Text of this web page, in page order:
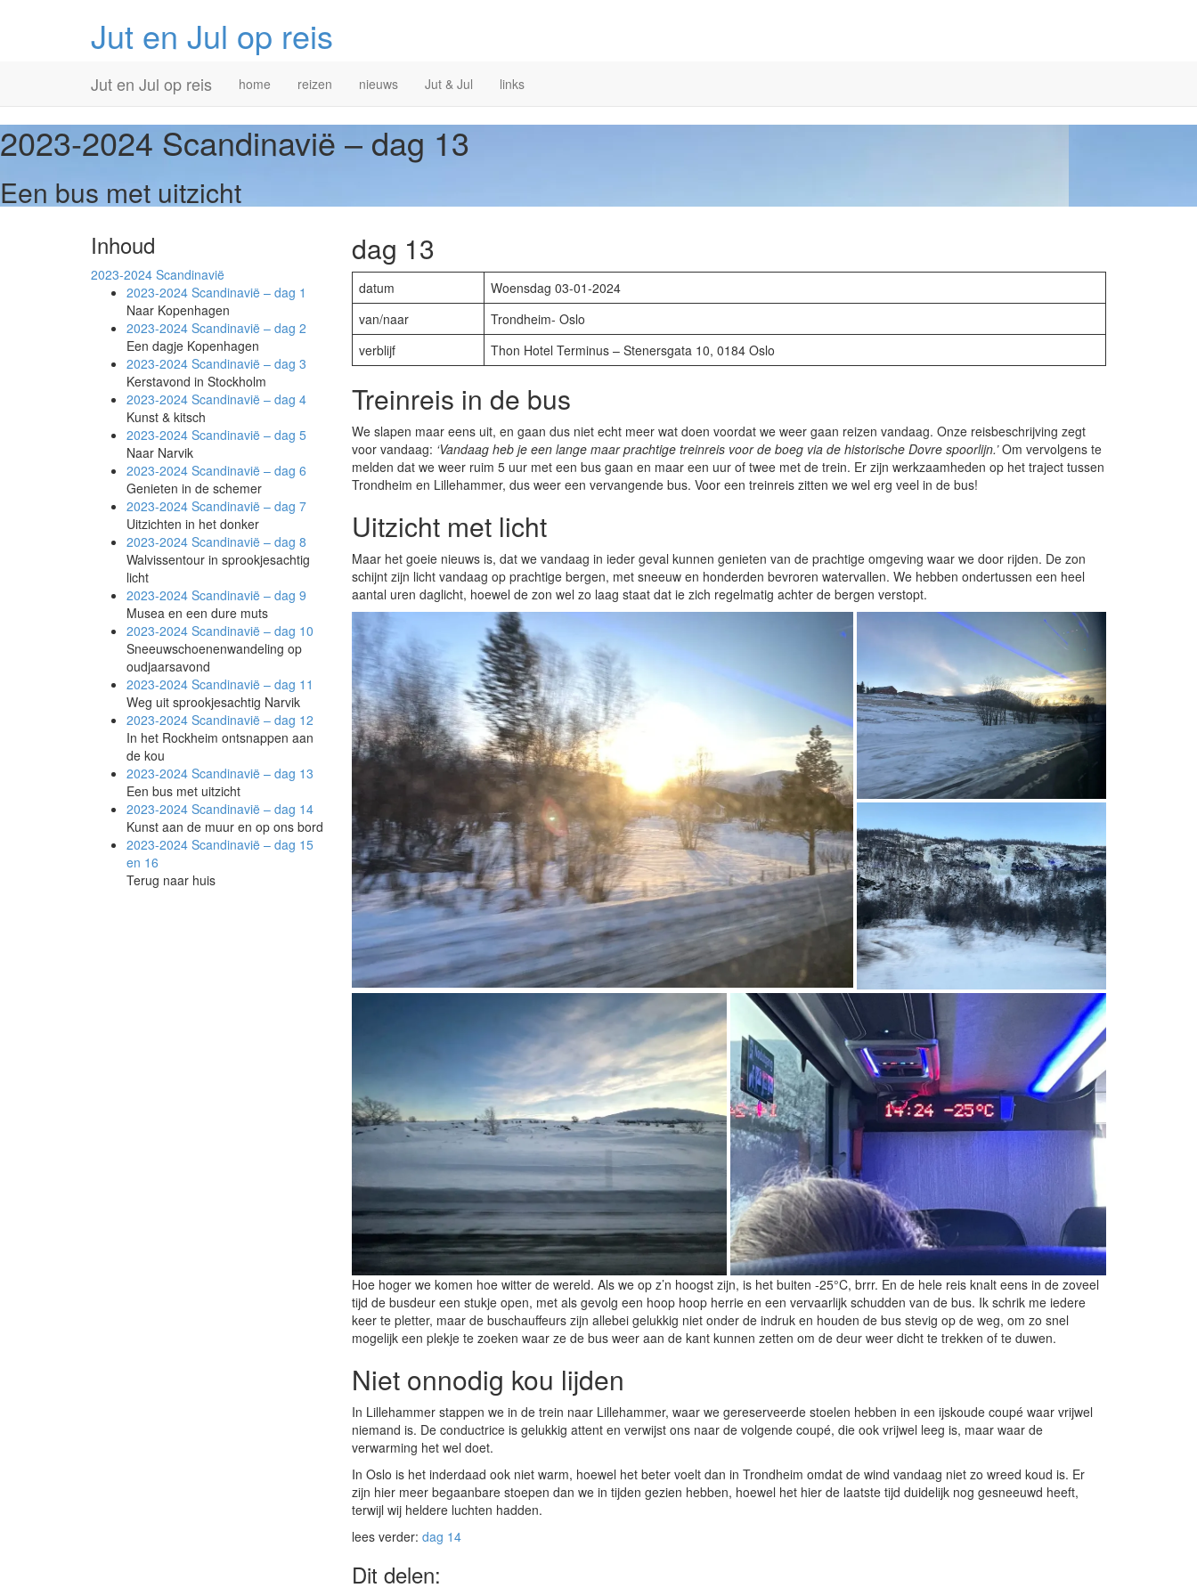
Jut en Jul op reis
Menu
content
Jut en Jul op reis home reizen nieuws Jut & Jul links
2023-2024 Scandinavië – dag 13
Een bus met uitzicht
dag 13
datum
Woensdag 03-01-2024
van/naar
Trondheim- Oslo
verblijf
Thon Hotel Terminus – Stenersgata 10, 0184 Oslo
Treinreis in de bus
We slapen maar eens uit, en gaan dus niet echt meer wat doen voordat we weer gaan reizen vandaag. Onze reisbeschrijving zegt
voor vandaag: ‘Vandaag heb je een lange maar prachtige treinreis voor de boeg via de historische Dovre spoorlijn.’Om vervolgens te
melden dat we weer ruim 5 uur met een bus gaan en maar een uur of twee met de trein. Er zijn werkzaamheden op het traject tussen
Trondheim en Lillehammer, dus weer een vervangende bus. Voor een treinreis zitten we wel erg veel in de bus!
Uitzicht met licht
Maar het goeie nieuws is, dat we vandaag in ieder geval kunnen genieten van de prachtige omgeving waar we door rijden. De zon
schijnt zijn licht vandaag op prachtige bergen, met sneeuw en honderden bevroren watervallen. We hebben ondertussen een heel
aantal uren daglicht, hoewel de zon wel zo laag staat dat ie zich regelmatig achter de bergen verstopt.
Hoe hoger we komen hoe witter de wereld. Als we op z’n hoogst zijn, is het buiten -25°C, brrr. En de hele reis knalt eens in de zoveel
tijd de busdeur een stukje open, met als gevolg een hoop hoop herrie en een vervaarlijk schudden van de bus. Ik schrik me iedere
keer te pletter, maar de buschauffeurs zijn allebei gelukkig niet onder de indruk en houden de bus stevig op de weg, om zo snel
mogelijk een plekje te zoeken waar ze de bus weer aan de kant kunnen zetten om de deur weer dicht te trekken of te duwen.
Niet onnodig kou lijden
In Lillehammer stappen we in de trein naar Lillehammer, waar we gereserveerde stoelen hebben in een ijskoude coupé waar vrijwel
niemand is. De conductrice is gelukkig attent en verwijst ons naar de volgende coupé, die ook vrijwel leeg is, maar waar de
verwarming het wel doet.
In Oslo is het inderdaad ook niet warm, hoewel het beter voelt dan in Trondheim omdat de wind vandaag niet zo wreed koud is. Er
zijn hier meer begaanbare stoepen dan we in tijden gezien hebben, hoewel het hier de laatste tijd duidelijk nog gesneeuwd heeft,
terwijl wij heldere luchten hadden.
lees verder: dag 14
Dit delen:
Inhoud
2023-2024 Scandinavië
2023-2024 Scandinavië – dag 1
Naar Kopenhagen
2023-2024 Scandinavië – dag 2
Een dagje Kopenhagen
2023-2024 Scandinavië – dag 3
Kerstavond in Stockholm
2023-2024 Scandinavië – dag 4
Kunst & kitsch
2023-2024 Scandinavië – dag 5
Naar Narvik
2023-2024 Scandinavië – dag 6
Genieten in de schemer
2023-2024 Scandinavië – dag 7
Uitzichten in het donker
2023-2024 Scandinavië – dag 8
Walvissentour in sprookjesachtig
licht
2023-2024 Scandinavië – dag 9
Musea en een dure muts
2023-2024 Scandinavië – dag 10
Sneeuwschoenenwandeling op
oudjaarsavond
2023-2024 Scandinavië – dag 11
Weg uit sprookjesachtig Narvik
2023-2024 Scandinavië – dag 12
In het Rockheim ontsnappen aan
de kou
2023-2024 Scandinavië – dag 13
Een bus met uitzicht
2023-2024 Scandinavië – dag 14
Kunst aan de muur en op ons bord
2023-2024 Scandinavië – dag 15
en 16
Terug naar huis